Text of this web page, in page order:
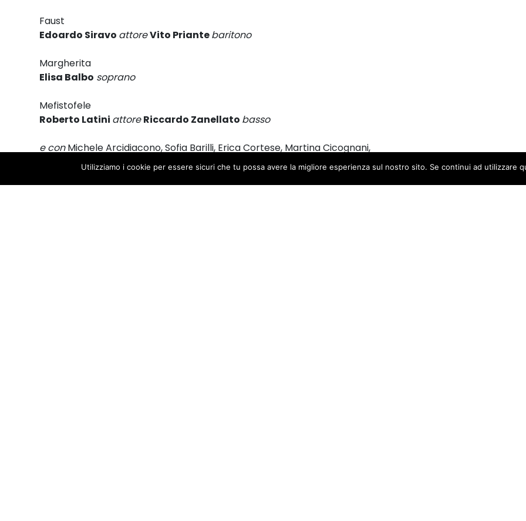
Faust
Edoardo Siravo attoreVito Priantebaritono
Margherita
Elisa Balbo soprano
Mefistofele
Roberto Latini attoreRiccardo Zanellato basso
e conMichele Arcidiacono, Sofia Barilli, Erica Cortese, Martina Cicognani,
Francesca De Lorenzi, Mariapaola Di Carlo, Francesco Errico, Veronica Franzosi, Matteo Ippolito, Franco
Ciro Masella, Valentina Mandruzzato, Giorgia Massaro, Luca Massaroli, Ivan Merlo, Jacopo Monaldi Pagliari,
Utilizziamo i cookie per essere sicuri che tu possa avere la migliore esperienza sul nostro sito. Se continui ad utilizzare